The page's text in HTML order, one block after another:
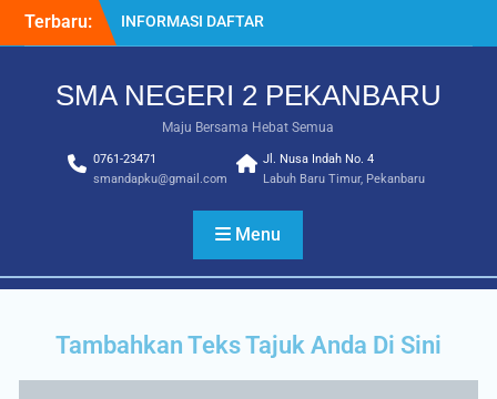
Terbaru:
INFORMASI DAFTAR
ULANG SPMB 2025-2026
KELAS 12 TAHUN
SISTEM PENERIMAAN
MURID BARU (SPMB) 2025-
2026
Juara MTQ Kota Pekanbaru
INFORMASI DAFTAR
SMA NEGERI 2 PEKANBARU
Maju Bersama Hebat Semua
0761-23471
smandapku@gmail.com
Jl. Nusa Indah No. 4
Labuh Baru Timur, Pekanbaru
Menu
Tambahkan Teks Tajuk Anda Di Sini